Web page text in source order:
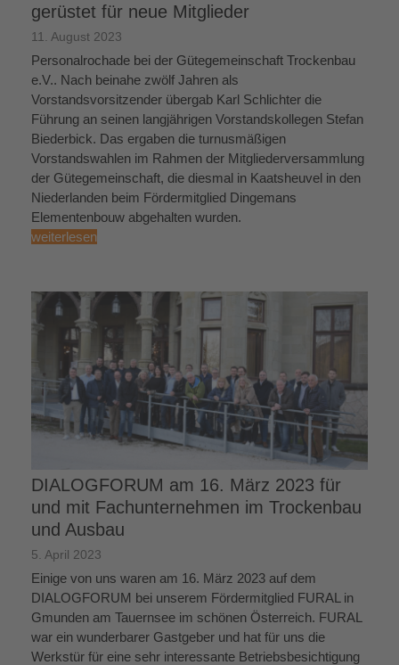
gerüstet für neue Mitglieder
11. August 2023
Personalrochade bei der Gütegemeinschaft Trockenbau
e.V.. Nach beinahe zwölf Jahren als
Vorstandsvorsitzender übergab Karl Schlichter die
Führung an seinen langjährigen Vorstandskollegen Stefan
Biederbick. Das ergaben die turnusmäßigen
Vorstandswahlen im Rahmen der Mitgliederversammlung
der Gütegemeinschaft, die diesmal in Kaatsheuvel in den
Niederlanden beim Fördermitglied Dingemans
Elementenbouw abgehalten wurden.
weiterlesen
DIALOGFORUM am 16. März 2023 für
und mit Fachunternehmen im Trockenbau
und Ausbau
5. April 2023
Einige von uns waren am 16. März 2023 auf dem
DIALOGFORUM bei unserem Fördermitglied FURAL in
Gmunden am Tauernsee im schönen Österreich. FURAL
war ein wunderbarer Gastgeber und hat für uns die
Werkstür für eine sehr interessante Betriebsbesichtigung